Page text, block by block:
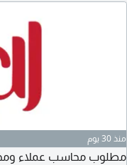
منذ 30 يوم